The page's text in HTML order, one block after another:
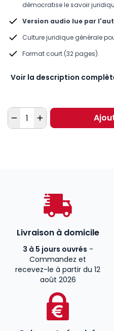
démocratise le savoir
Version audio lue par
Culture juridique générale
Format court (32 pages).
Voir la description
Quantité
Livraison à domicile
3 à 5 jours ouvrés -
Commandez et
recevez-le à partir du 12
août 2026